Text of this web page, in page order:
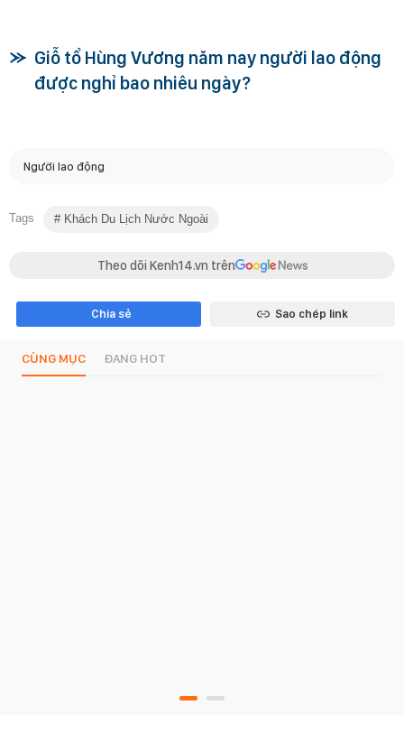
Giỗ tổ Hùng Vương năm nay người lao động
được nghỉ bao nhiêu ngày?
Người lao động
Tags Khách Du Lịch Nước Ngoài
Theo dõi Kenh14.vn trên
Chia sẻ Sao chép link
CÙNG MỤC ĐANG HOT